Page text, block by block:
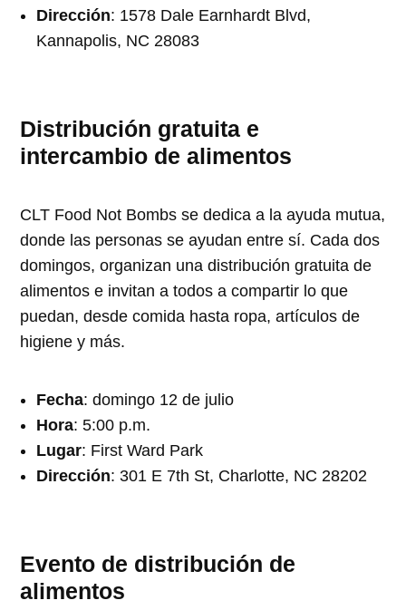
Dirección: 1578 Dale Earnhardt Blvd,
Kannapolis, NC 28083
Distribución gratuita e
intercambio de alimentos
CLT Food Not Bombs se dedica a la ayuda mutua,
donde las personas se ayudan entre sí. Cada dos
domingos, organizan una distribución gratuita de
alimentos e invitan a todos a compartir lo que
puedan, desde comida hasta ropa, artículos de
higiene y más.
Fecha: domingo 12 de julio
Hora: 5:00 p.m.
Lugar: First Ward Park
Dirección: 301 E 7th St, Charlotte, NC 28202
Evento de distribución de
alimentos